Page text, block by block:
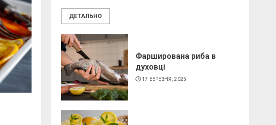
4
ДЕТАЛЬНО
Фарширована риба в
духовці
17 БЕРЕЗНЯ, 2025